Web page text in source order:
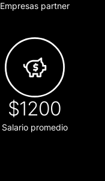
Empresas partner
$1200
Salario promedio